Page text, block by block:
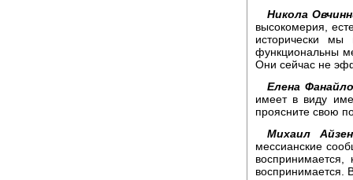
Никола
высокомерия,
исторически
функциональны
Они сейчас не
Елена
имеет в виду
проясните свою
Михаил
мессианские
воспринимается.